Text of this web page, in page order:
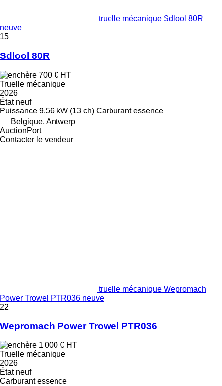
truelle mécanique Sdlool 80R
neuve
15
Sdlool 80R
700 € HT
Truelle mécanique
2026
Étatneuf
Puissance 9.56 kW (13 ch) Carburant essence
Belgique, Antwerp
AuctionPort
Contacter le vendeur
truelle mécanique Wepromach
Power Trowel PTR036 neuve
22
Wepromach Power Trowel PTR036
1 000 € HT
Truelle mécanique
2026
Étatneuf
Carburant essence